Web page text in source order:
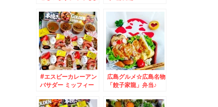
ます。寅年お好み焼ア
ート♪
#エスビーカレーアン
バサダー ミッフィー
広島グルメ☆広島名物
「餃子家龍」弁当♪